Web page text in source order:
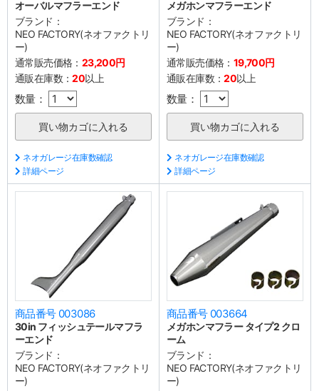
オーバルマフラーエンド
ブランド：
NEO FACTORY(ネオファクトリ
ー)
通常販売価格： 23,200円
通販在庫数：20以上
数量：
ネオガレージ在庫数確認
詳細ページ
メガホンマフラーエンド
ブランド：
NEO FACTORY(ネオファクトリ
ー)
通常販売価格： 19,700円
通販在庫数：20以上
数量：
ネオガレージ在庫数確認
詳細ページ
商品番号 003086
30in フィッシュテールマフラ
ーエンド
ブランド：
NEO FACTORY(ネオファクトリ
ー)
商品番号 003664
メガホンマフラー タイプ2 クロ
ーム
ブランド：
NEO FACTORY(ネオファクトリ
ー)